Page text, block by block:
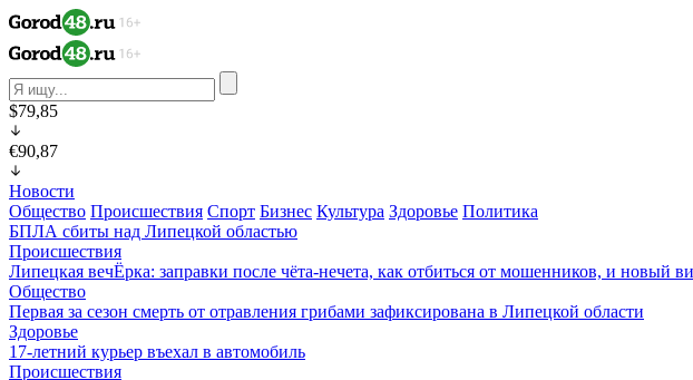
$79,85
€90,87
Новости
Общество Происшествия Спорт Бизнес Культура Здоровье Политика
БПЛА сбиты над Липецкой областью
Происшествия
Липецкая вечЁрка: заправки после чёта-нечета, как отбиться от мошенников, и новый
Общество
Первая за сезон смерть от отравления грибами зафиксирована в Липецкой области
Здоровье
17-летний курьер въехал в автомобиль
Происшествия